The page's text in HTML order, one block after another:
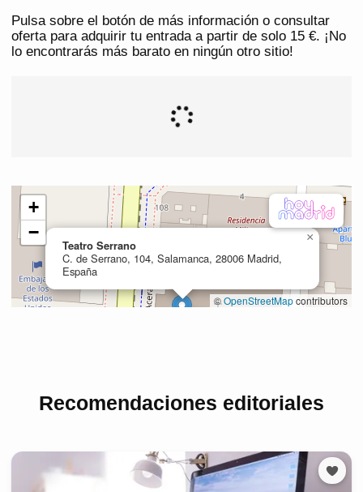
Pulsa sobre el botón de más información o consultar
oferta para adquirir tu entrada a partir de solo 15 €. ¡No
lo encontrarás más barato en ningún otro sitio!
Recomendaciones editoriales